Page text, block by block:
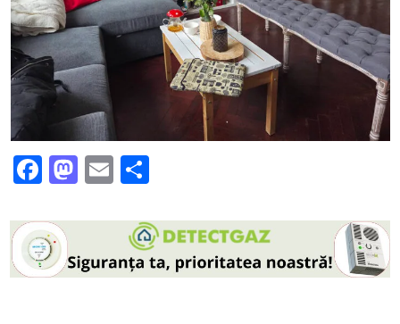
Facebook
Mastodon
Email